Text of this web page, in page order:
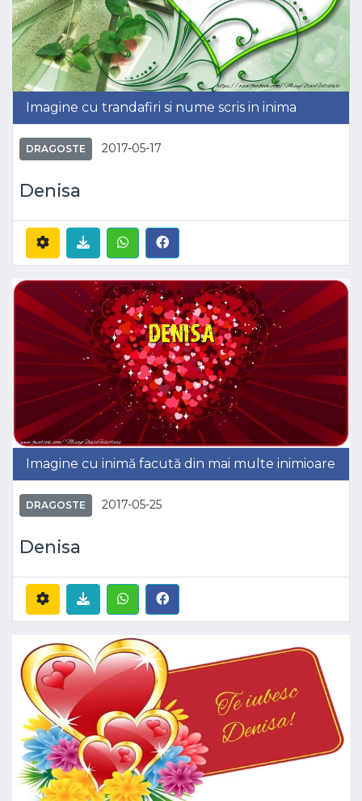
Imagine cu trandafiri si nume scris in inima
DRAGOSTE 2017-05-17
Denisa
Imagine cu inimă facută din mai multe inimioare
DRAGOSTE 2017-05-25
Denisa